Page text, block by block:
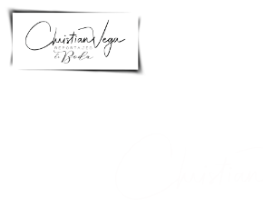
Saltar
al
contenido